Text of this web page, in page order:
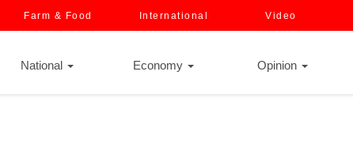
Farm & Food International Video
National Economy Opinion